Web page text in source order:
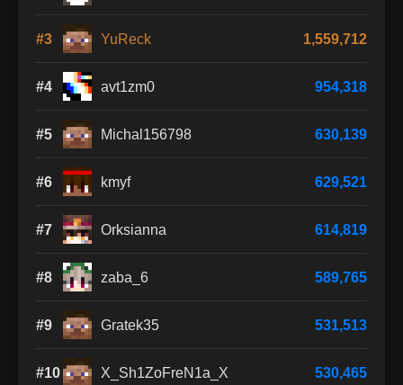
#3 YuReck 1,559,712
#4 avt1zm0 954,318
#5 Michal156798 630,139
#6 kmyf 629,521
#7 Orksianna 614,819
#8 zaba_6 589,765
#9 Gratek35 531,513
#10 X_Sh1ZoFreN1a_X 530,465